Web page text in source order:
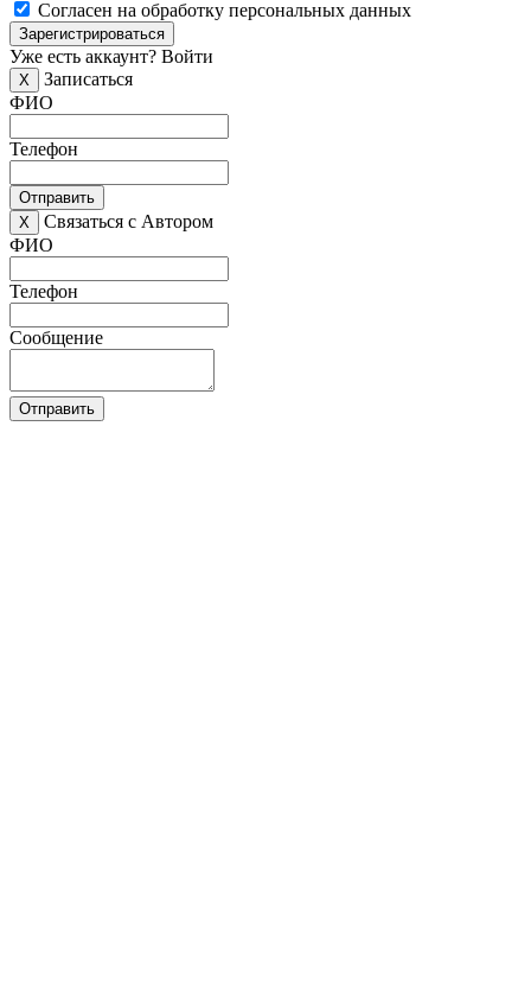
Согласен на обработку персональных данных
Зарегистрироваться
Уже есть аккаунт? Войти
X
Записаться
ФИО
Телефон
Отправить
X
Связаться с Автором
ФИО
Телефон
Сообщение
Отправить